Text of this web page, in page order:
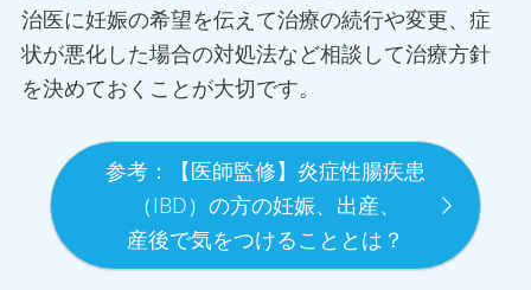
治医に妊娠の希望を伝えて治療の続行や変更、症
状が悪化した場合の対処法など相談して治療方針
を決めておくことが大切です。
参考：【医師監修】炎症性腸疾患
（IBD）の方の妊娠、出産、
産後で気をつけることとは？